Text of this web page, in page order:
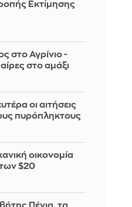
Εκτίμησης
στο Αγρίνιο -
στο αμάξι
οι αιτήσεις
πυρόπληκτους
οικονομία
$20